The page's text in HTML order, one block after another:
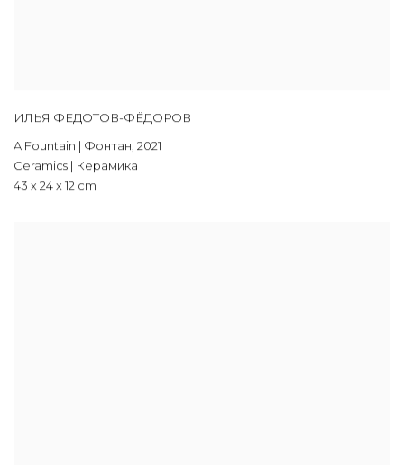
ИЛЬЯ ФЕДОТОВ-ФЁДОРОВ
A Fountain | Фонтан, 2021
Ceramics | Керамика
43 х 24 х 12 cm